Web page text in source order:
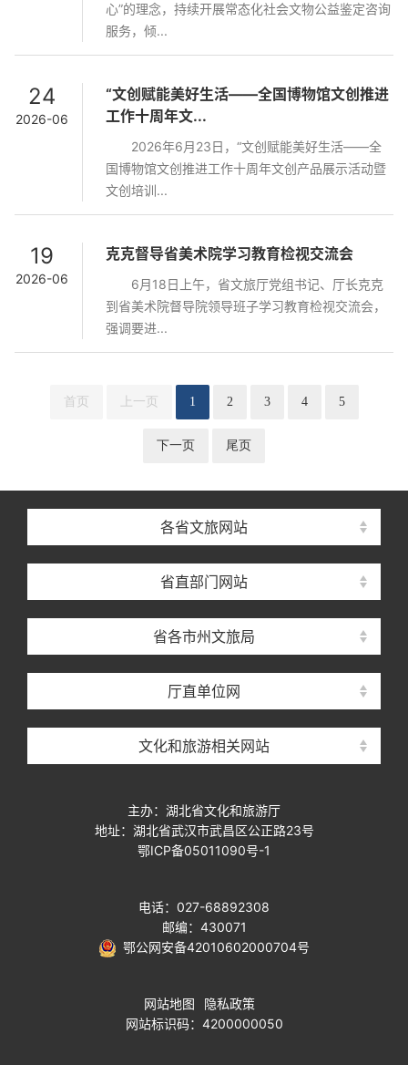
心”的理念，持续开展常态化社会文物公益鉴定咨询
服务，倾...
“文创赋能美好生活——全国博物馆文创推进
工作十周年文...
2026年6月23日，“文创赋能美好生活——全
国博物馆文创推进工作十周年文创产品展示活动暨
文创培训...
24
2026-06
克克督导省美术院学习教育检视交流会
6月18日上午，省文旅厅党组书记、厅长克克
到省美术院督导院领导班子学习教育检视交流会，
强调要进...
19
2026-06
首页 上一页 1 2 3 4 5
下一页 尾页
各省文旅网站
省直部门网站
省各市州文旅局
厅直单位网
文化和旅游相关网站
主办：湖北省文化和旅游厅
地址：湖北省武汉市武昌区公正路23号
鄂ICP备05011090号-1
电话：027-68892308
邮编：430071
鄂公网安备42010602000704号
网站地图
隐私政策
网站标识码：4200000050